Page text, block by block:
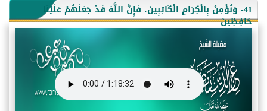
41- وَنُؤْمِنُ بِالْكِرَامِ الْكَاتِبِينَ، فَإِنَّ اللَّهَ قَدْ جَعَلَهُمْ عَلَيْنَا
حَافِظِينَ